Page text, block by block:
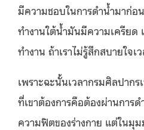
มีความชอบในการดำน้ำมาก่อน
ทำงานใต้น้ำมันมีความเครียด
ทำงาน ถ้าเราไม่รู้สึกสบายใจเ
เพราะฉะนั้นเวลากรมศิลปาก
ที่เขาต้องการคือต้องผ่านการ
ความฟิตของร่างกาย แต่ในมุ